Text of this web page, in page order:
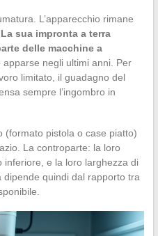
L’apparecchio rimane
La sua impronta a terra
delle macchine a
apparse negli ultimi anni. Per
limitato, il guadagno del
sempre l’ingombro in
(formato pistola o case piatto)
La controparte: la loro
inferiore, e la loro larghezza di
quindi dal rapporto tra